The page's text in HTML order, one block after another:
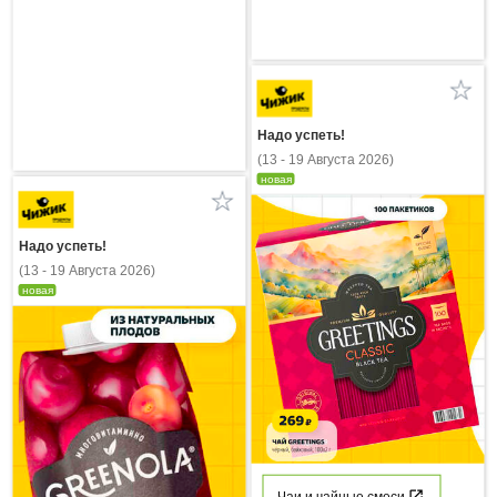
Надо успеть!
(13 - 19 Августа 2026)
новая
Надо успеть!
(13 - 19 Августа 2026)
новая